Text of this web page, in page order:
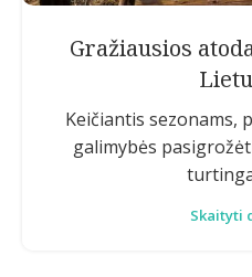
Gražiausios
Keičiantis sezonams,
galimybės
Skaityti